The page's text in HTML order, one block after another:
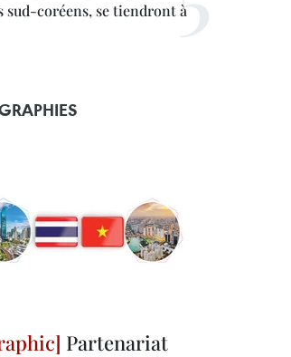
sud-coréens, se tiendront à
Partenariat